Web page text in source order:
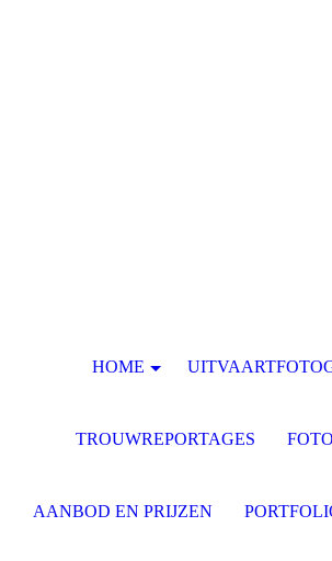
HOME
TROUWREPORTAGES
AANBOD EN PRIJZEN